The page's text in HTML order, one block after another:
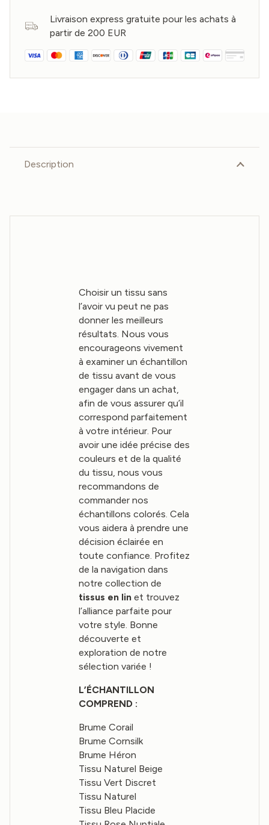
Livraison express gratuite pour les achats à
partir de 200 EUR
Description
Choisir un tissu sans
l’avoir vu peut ne pas
donner les meilleurs
résultats. Nous vous
encourageons vivement
à examiner un échantillon
de tissu avant de vous
engager dans un achat,
afin de vous assurer qu’il
correspond parfaitement
à votre intérieur. Pour
avoir une idée précise des
couleurs et de la qualité
du tissu, nous vous
recommandons de
commander nos
échantillons colorés. Cela
vous aidera à prendre une
décision éclairée en
toute confiance. Profitez
de la navigation dans
notre collection de
tissus en lin et trouvez
l’alliance parfaite pour
votre style. Bonne
découverte et
exploration de notre
sélection variée !
L’ÉCHANTILLON
COMPREND :
Brume Corail
Brume Cornsilk
Brume Héron
Tissu Naturel Beige
Tissu Vert Discret
Tissu Naturel
Tissu Bleu Placide